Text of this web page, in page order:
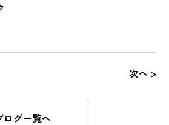
次へ >
ログ一覧へ